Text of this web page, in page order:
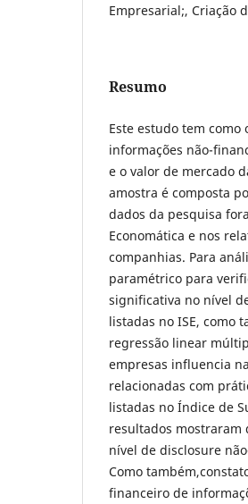
Empresarial;, Criação
Resumo
Este estudo tem
informações não-
e o valor de mercado
amostra é composta
dados da pesquisa
Economática e nos
companhias. Para
paramétrico para
significativa no nível
listadas no ISE, como
regressão linear
empresas influencia
relacionadas com
listadas no Índice de
resultados mostraram
nível de disclosure
Como
financeiro de